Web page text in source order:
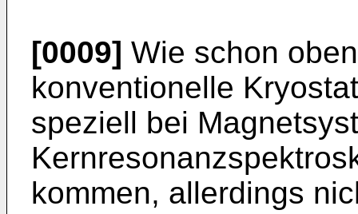
[0009] Wie schon
konventionelle
speziell bei
kommen, allerdings